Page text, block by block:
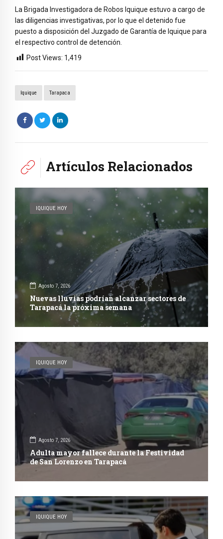
La Brigada Investigadora de Robos Iquique estuvo a cargo de
las diligencias investigativas, por lo que el detenido fue
puesto a disposición del Juzgado de Garantía de Iquique para
el respectivo control de detención.
Post Views: 1,419
Iquique Tarapaca
Artículos Relacionados
IQUIQUE HOY
Agosto 7, 2026
Nuevas lluvias podrían alcanzar sectores de
Tarapacá la próxima semana
IQUIQUE HOY
Agosto 7, 2026
Adulta mayor fallece durante la Festividad
de San Lorenzo en Tarapacá
IQUIQUE HOY